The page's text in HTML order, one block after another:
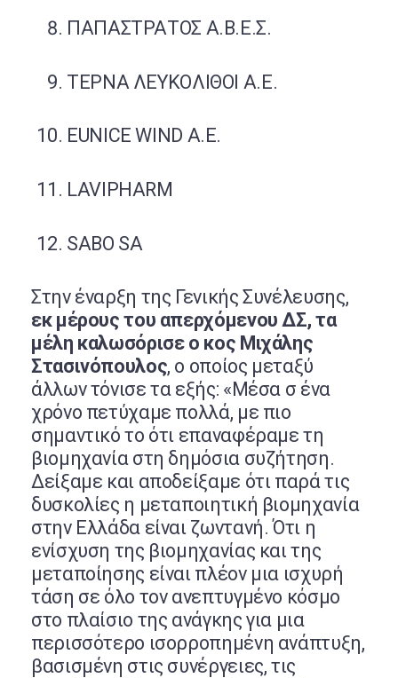
ΠΑΠΑΣΤΡΑΤΟΣ Α.Β.Ε.Σ.
ΤΕΡΝΑ ΛΕΥΚΟΛΙΘΟΙ Α.Ε.
EUNICE WIND A.E.
LAVIPHARM
SABO SA
Στην έναρξη της Γενικής Συνέλευσης,
εκ μέρους του απερχόμενου ΔΣ, τα
μέλη καλωσόρισε ο κος Μιχάλης
Στασινόπουλος, ο οποίος μεταξύ
άλλων τόνισε τα εξής: «Μέσα σ ένα
χρόνο πετύχαμε πολλά, με πιο
σημαντικό το ότι επαναφέραμε τη
βιομηχανία στη δημόσια συζήτηση.
Δείξαμε και αποδείξαμε ότι παρά τις
δυσκολίες η μεταποιητική βιομηχανία
στην Ελλάδα είναι ζωντανή. Ότι η
ενίσχυση της βιομηχανίας και της
μεταποίησης είναι πλέον μια ισχυρή
τάση σε όλο τον ανεπτυγμένο κόσμο
στο πλαίσιο της ανάγκης για μια
περισσότερο ισορροπημένη ανάπτυξη,
βασισμένη στις συνέργειες, τις